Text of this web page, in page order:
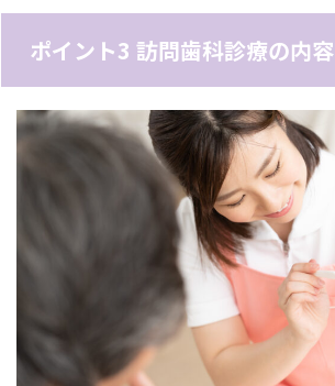
ポイント3 訪問歯科診療の内容